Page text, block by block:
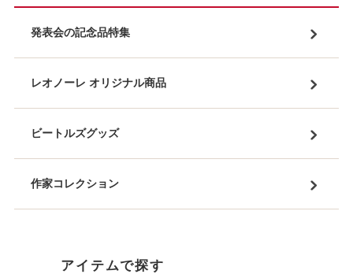
発表会の記念品特集
レオノーレ オリジナル商品
ビートルズグッズ
作家コレクション
アイテムで探す